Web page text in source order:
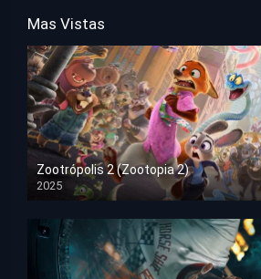
Mas Vistas
Zootrópolis 2 (Zootopia 2)
2025
HD 1080p